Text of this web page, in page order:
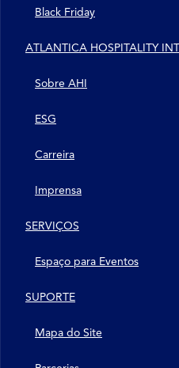
Black Friday
ATLANTICA HOSPITALITY
Sobre AHI
ESG
Carreira
Imprensa
SERVIÇOS
Espaço para Eventos
SUPORTE
Mapa do Site